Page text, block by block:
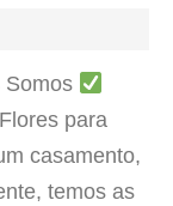
Somos
Flores para
casamento,
temos as